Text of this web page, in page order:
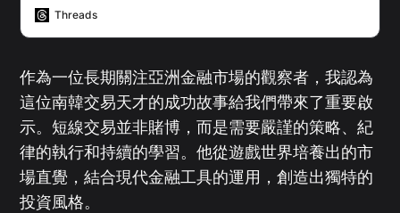
洞察🤯 一起交流學習吧 🫶💆‍♀️. See the latest
conversations with @she.invest.
Threads
作為一位長期關注亞洲金融市場的觀察者，我認為
這位南韓交易天才的成功故事給我們帶來了重要啟
示。短線交易並非賭博，而是需要嚴謹的策略、紀
律的執行和持續的學習。他從遊戲世界培養出的市
場直覺，結合現代金融工具的運用，創造出獨特的
投資風格。